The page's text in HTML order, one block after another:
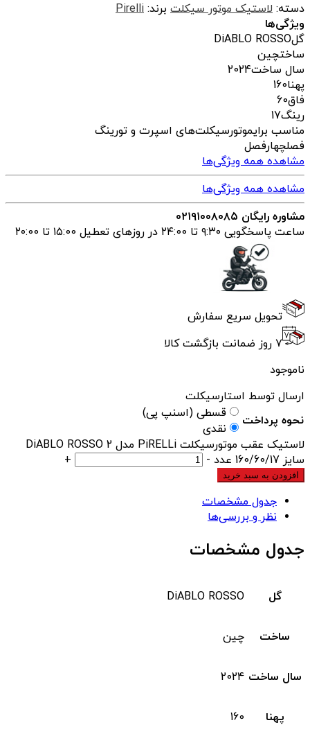
دسته: لاستیک موتور سیکلت برند: Pirelli
ویژگی‌ها
گلDiABLO ROSSO
ساختچین
سال ساخت2024
پهنا160
فاق60
رینگ17
مناسب برایموتورسیکلت‌های اسپرت و تورینگ
فصلچهارفصل
مشاهده همه ویژگی‌ها
مشاهده همه ویژگی‌ها
مشاوره رایگان ۰۲۱۹۱۰۰۸۰۸۵
ساعت پاسخگویی ۹:۳۰ تا ۲۴:00 در روزهای تعطیل ۱۵:00 تا ۲۰:00
تحویل سریع سفارش
۷ روز ضمانت بازگشت کالا
ناموجود
ارسال توسط استارسیکلت
نحوه پرداخت
قسطی (اسنپ پی)
نقدی
لاستیک عقب موتورسیکلت PiRELLi مدل DiABLO ROSSO 2
سایز 160/60/17 عدد
-
+
افزودن به سبد خرید
جدول مشخصات
نظر و بررسی‌ها
جدول مشخصات
گل DiABLO ROSSO
ساخت چین
سال ساخت 2024
پهنا 160